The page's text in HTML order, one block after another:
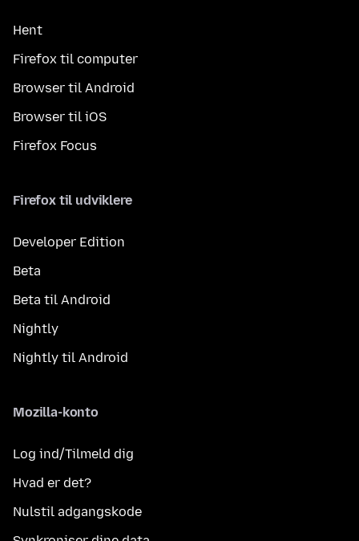
Hent
Firefox til computer
Browser til Android
Browser til iOS
Firefox Focus
Firefox til udviklere
Developer Edition
Beta
Beta til Android
Nightly
Nightly til Android
Mozilla-konto
Log ind/Tilmeld dig
Hvad er det?
Nulstil adgangskode